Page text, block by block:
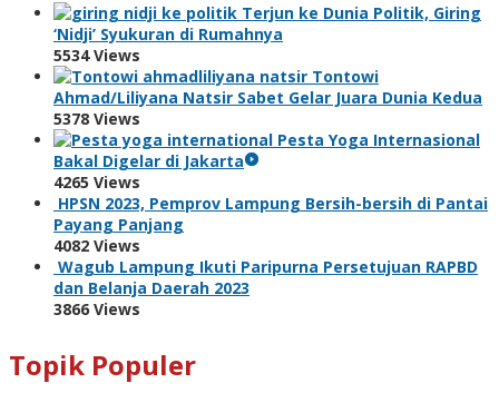
Terjun ke Dunia Politik, Giring
‘Nidji’ Syukuran di Rumahnya
5534 Views
Tontowi
Ahmad/Liliyana Natsir Sabet Gelar Juara Dunia Kedua
5378 Views
Pesta Yoga Internasional
Bakal Digelar di Jakarta
4265 Views
HPSN 2023, Pemprov Lampung Bersih-bersih di Pantai
Payang Panjang
4082 Views
Wagub Lampung Ikuti Paripurna Persetujuan RAPBD
dan Belanja Daerah 2023
3866 Views
Topik Populer